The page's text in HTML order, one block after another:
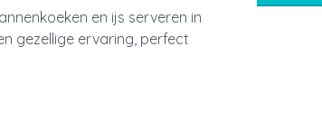
en ijs serveren in
gezellige ervaring, perfect